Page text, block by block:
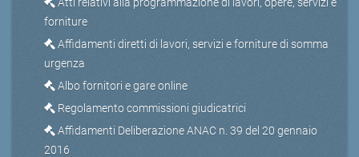
forniture
Affidamenti diretti di lavori, servizi e forniture di somma
urgenza
Albo fornitori e gare online
Regolamento commissioni giudicatrici
Affidamenti Deliberazione ANAC n. 39 del 20 gennaio
2016